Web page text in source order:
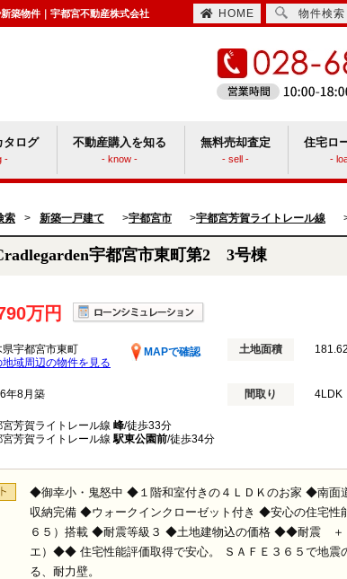
築物件｜宇都宮不動産株式会社 HOME 物件検索
タログ
-
不動産購入を知る
- know -
無料売却査定
- sell -
住宅ロ
-
索 > 新築一戸建て >宇都宮市 >宇都宮芳賀ライトレール線
宇都宮市東町第2 3号棟
万円
県宇都宮市東町
MAPで確認
地域周辺の物件を見る
土地面積
年8月築 間取り 4LDK
宮芳賀ライトレール線 峰/徒歩33分
宮芳賀ライトレール線駅東公園前/徒歩34分
◆御幸小・鬼怒中 ◆１階和室付きの４ＬＤＫのお家 ◆南面
収納完備 ◆ウォークインクローゼット付き ◆安心の住宅
６５）搭載 ◆耐震等級３ ◆土地建物込の価格 ◆◆耐震 ＋
エ）◆◆ 住宅性能評価取得で安心。 ＳＡＦＥ３６５で地震
る、耐力壁。